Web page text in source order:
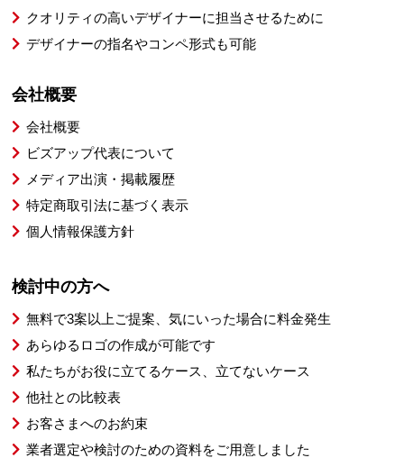
クオリティの高いデザイナーに担当させるために
デザイナーの指名やコンペ形式も可能
会社概要
会社概要
ビズアップ代表について
メディア出演・掲載履歴
特定商取引法に基づく表示
個人情報保護方針
検討中の方へ
無料で3案以上ご提案、気にいった場合に料金発生
あらゆるロゴの作成が可能です
私たちがお役に立てるケース、立てないケース
他社との比較表
お客さまへのお約束
業者選定や検討のための資料をご用意しました